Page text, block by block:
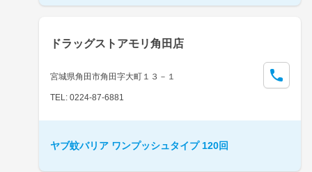
ドラッグストアモリ角田店
宮城県角田市角田字大町１３－１
TEL: 0224-87-6881
ヤブ蚊バリア ワンプッシュタイプ 120回